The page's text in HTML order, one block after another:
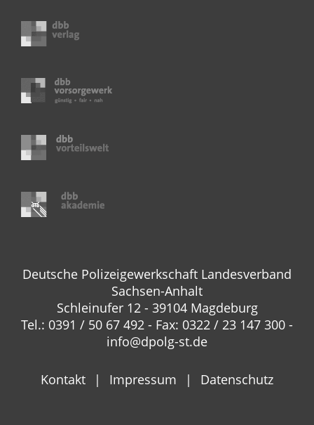
Deutsche Polizeigewerkschaft Landesverband
Sachsen-Anhalt
Schleinufer 12 - 39104 Magdeburg
Tel.: 0391 / 50 67 492 - Fax: 0322 / 23 147 300 -
info@dpolg-st.de
Kontakt Impressum Datenschutz